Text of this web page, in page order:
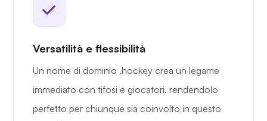
Versatilità e flessibilità
Un nome di dominio .hockey crea un legame
immediato con tifosi e giocatori, rendendolo
perfetto per chiunque sia coinvolto in questo